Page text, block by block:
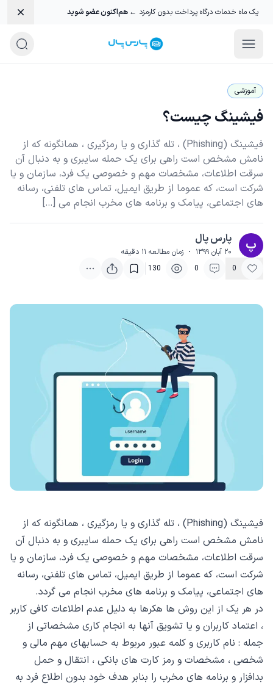
یک ماه خدمات درگاه پرداخت بدون کارمزد ← هم‌اکنون عضو شوید
وبلاگ پرداخت یار و درگاه پرداخت پارس
دانستنی هایی درباره درگاه پرداخت
آموزشی
فیشینگ چیست؟
فیشینگ (Phishing) ، تله گذاری و یا رمزگیری ، همانگونه که از
نامش مشخص است راهی برای یک حمله سایبری و به دنبال آن
سرقت اطلاعات، مشخصات مهم و خصوصی یک فرد، سازمان و یا
شرکت است، که عموما از طریق ایمیل، تماس های تلفنی، رسانه
های اجتماعی، پیامک و برنامه های مخرب انجام می […]
پ پارس پال
۲۰ آبان ۱۳۹۹ · زمان مطالعه ۱۱ دقیقه
0
0
130
فیشینگ (Phishing) ، تله گذاری و یا رمزگیری ، همانگونه که از
نامش مشخص است راهی برای یک حمله سایبری و به دنبال آن
سرقت اطلاعات، مشخصات مهم و خصوصی یک فرد، سازمان و یا
شرکت است، که عموما از طریق ایمیل، تماس های تلفنی، رسانه
های اجتماعی، پیامک و برنامه های مخرب انجام می گردد.
در هر یک از این روش ها هکرها به دلیل عدم اطلاعات کافی کاربر
، اعتماد کاربران و یا تشویق آنها به انجام کاری مشخصاتی از
جمله : نام کاربری و کلمه عبور مربوط به حسابهای مهم مالی و
شخصی ، مشخصات و رمز کارت های بانکی ، انتقال و حمل
بدافزار و برنامه های مخرب را بنابر هدف خود بدون اطلاع فرد به